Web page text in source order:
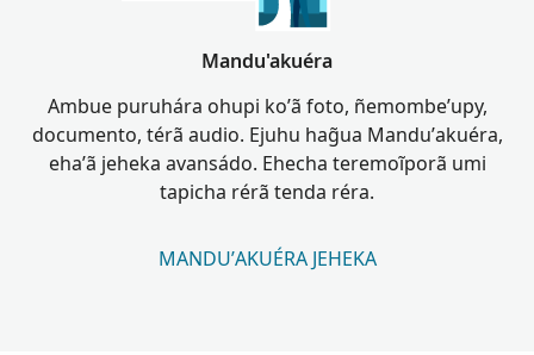
Mandu'akuéra
Ambue puruhára ohupi ko’ã foto, ñemombe’upy,
documento, térã audio. Ejuhu hag̃ua Mandu’akuéra,
eha’ã jeheka avansádo. Ehecha teremoĩporã umi
tapicha rérã tenda réra.
MANDU’AKUÉRA JEHEKA